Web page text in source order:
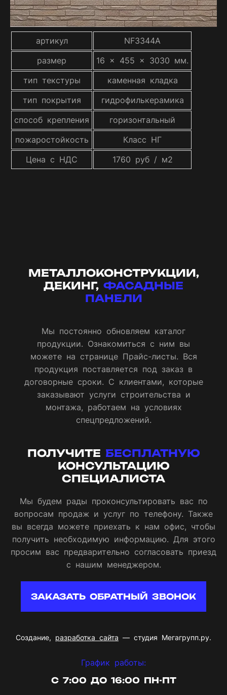
артикул
NF3344A
размер
16 x 455 x 3030 мм.
тип текстуры
каменная кладка
тип покрытия
гидрофилькерамика
способ крепления
горизонтальный
пожаростойкость
Класс НГ
Цена с НДС
1760 руб / м2
МЕТАЛЛОКОНСТРУКЦИИ,
ДЕКИНГ, ФАСАДНЫЕ
ПАНЕЛИ
Мы постоянно обновляем каталог
продукции. Ознакомиться с ним вы
можете на странице Прайс-листы. Вся
продукция поставляется под заказ в
договорные сроки. С клиентами, которые
заказывают услуги строительства и
монтажа, работаем на условиях
спецпредложений.
ПОЛУЧИТЕ БЕСПЛАТНУЮ
КОНСУЛЬТАЦИЮ
СПЕЦИАЛИСТА
Мы будем рады проконсультировать вас по
вопросам продаж и услуг по телефону. Также
вы всегда можете приехать к нам офис, чтобы
получить необходимую информацию. Для этого
просим вас предварительно согласовать приезд
с нашим менеджером.
ЗАКАЗАТЬ ОБРАТНЫЙ ЗВОНОК
Создание, разработка сайта — студия Мегагрупп.ру.
График работы:
С 7:00 ДО 16:00 ПН-ПТ